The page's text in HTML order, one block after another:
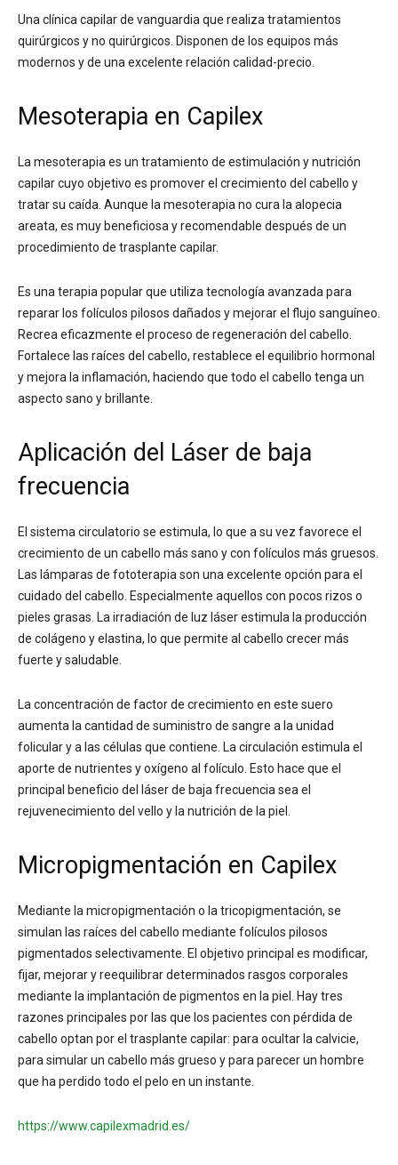
Una clínica capilar de vanguardia que realiza tratamientos
quirúrgicos y no quirúrgicos. Disponen de los equipos más
modernos y de una excelente relación calidad-precio.
Mesoterapia en Capilex
La mesoterapia es un tratamiento de estimulación y nutrición
capilar cuyo objetivo es promover el crecimiento del cabello y
tratar su caída. Aunque la mesoterapia no cura la alopecia
areata, es muy beneficiosa y recomendable después de un
procedimiento de trasplante capilar.
Es una terapia popular que utiliza tecnología avanzada para
reparar los folículos pilosos dañados y mejorar el flujo sanguíneo.
Recrea eficazmente el proceso de regeneración del cabello.
Fortalece las raíces del cabello, restablece el equilibrio hormonal
y mejora la inflamación, haciendo que todo el cabello tenga un
aspecto sano y brillante.
Aplicación del Láser de baja
frecuencia
El sistema circulatorio se estimula, lo que a su vez favorece el
crecimiento de un cabello más sano y con folículos más gruesos.
Las lámparas de fototerapia son una excelente opción para el
cuidado del cabello. Especialmente aquellos con pocos rizos o
pieles grasas. La irradiación de luz láser estimula la producción
de colágeno y elastina, lo que permite al cabello crecer más
fuerte y saludable.
La concentración de factor de crecimiento en este suero
aumenta la cantidad de suministro de sangre a la unidad
folicular y a las células que contiene. La circulación estimula el
aporte de nutrientes y oxígeno al folículo. Esto hace que el
principal beneficio del láser de baja frecuencia sea el
rejuvenecimiento del vello y la nutrición de la piel.
Micropigmentación en Capilex
Mediante la micropigmentación o la tricopigmentación, se
simulan las raíces del cabello mediante folículos pilosos
pigmentados selectivamente. El objetivo principal es modificar,
fijar, mejorar y reequilibrar determinados rasgos corporales
mediante la implantación de pigmentos en la piel. Hay tres
razones principales por las que los pacientes con pérdida de
cabello optan por el trasplante capilar: para ocultar la calvicie,
para simular un cabello más grueso y para parecer un hombre
que ha perdido todo el pelo en un instante.
https://www.capilexmadrid.es/